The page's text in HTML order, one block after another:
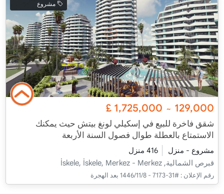
مشروع
129,000
~
1,725,000
£
شقق فاخرة للبيع في إسكيلي لونغ بيتش حيث يمكنك
الاستمتاع بالعطلة طوال فصول السنة الأربعة
مشروع - منزل
416 منزل
قبرص الشمالية, İskele, İskele, Merkez - Merkez
رقم الإعلان : #31-7173 - 8‏‏/11‏‏/1446 بعد الهجرة